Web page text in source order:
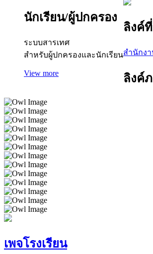
นักเรียน/ผู้ปกครอง
ระบบสารเทศ
สำหรับผู้ปกครองและนักเรียน
View more
ลิงค์
สำนักง
ลิงค์
เพจโรงเรียน